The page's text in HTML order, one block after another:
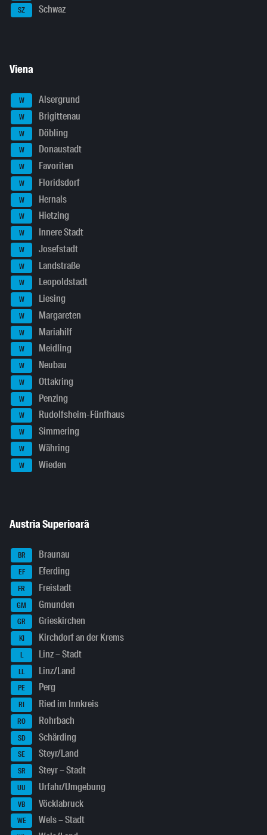
SZ Schwaz
Viena
W Alsergrund
W Brigittenau
W Döbling
W Donaustadt
W Favoriten
W Floridsdorf
W Hernals
W Hietzing
W Innere Stadt
W Josefstadt
W Landstraße
W Leopoldstadt
W Liesing
W Margareten
W Mariahilf
W Meidling
W Neubau
W Ottakring
W Penzing
W Rudolfsheim-Fünfhaus
W Simmering
W Währing
W Wieden
Austria Superioară
BR Braunau
EF Eferding
FR Freistadt
GM Gmunden
GR Grieskirchen
KI Kirchdorf an der Krems
L Linz – Stadt
LL Linz/Land
PE Perg
RI Ried im Innkreis
RO Rohrbach
SD Schärding
SE Steyr/Land
SR Steyr – Stadt
UU Urfahr/Umgebung
VB Vöcklabruck
WE Wels – Stadt